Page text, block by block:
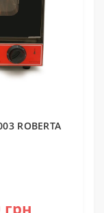
ROBERTA
грн